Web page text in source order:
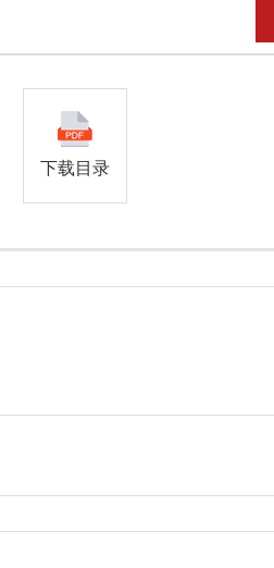
下载目录